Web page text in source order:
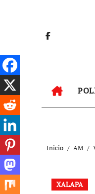
Inicio AM
XALAPA